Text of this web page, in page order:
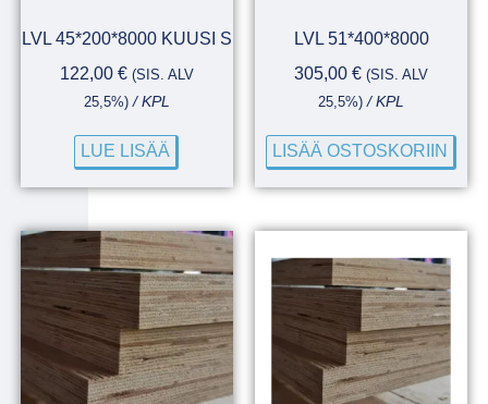
LVL 45*200*8000 KUUSI S
122,00 € (SIS. ALV
25,5%)/ KPL
LUE LISÄÄ
LVL 51*400*8000
305,00€ (SIS. ALV
25,5%) / KPL
LISÄÄ OSTOSKORIIN